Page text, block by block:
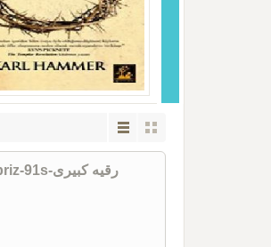
Içimdeki Qız-Öykü Toplusu-Ruqeyye Kebiri-Ebced-Tebriz-91s-رقیه کبیری